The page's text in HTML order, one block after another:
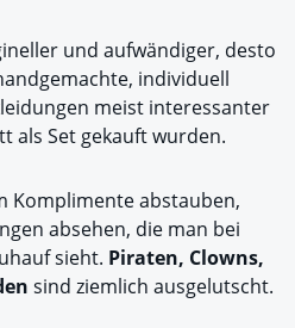
und aufwändiger, desto
individuell
meist interessanter
als Set gekauft wurden.
Komplimente abstauben,
absehen, die man bei
sieht. Piraten, Clowns,
sind ziemlich ausgelutscht.